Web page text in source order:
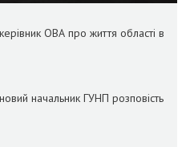
ОВА про життя області в
начальник ГУНП розповість